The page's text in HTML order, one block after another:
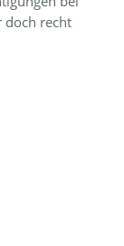
doch recht